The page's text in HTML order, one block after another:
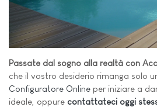
Passate dal sogno alla realtà con
che il vostro desiderio rimanga solo
Configuratore Online per iniziare a
ideale, oppure contattateci oggi